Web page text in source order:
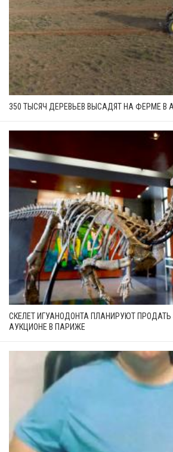
350 ТЫСЯЧ ДЕРЕВЬЕВ ВЫСАДЯТ НА ФЕРМЕ В
СКЕЛЕТ ИГУАНОДОНТА ПЛАНИРУЮТ ПРОДАТЬ
АУКЦИОНЕ В ПАРИЖЕ